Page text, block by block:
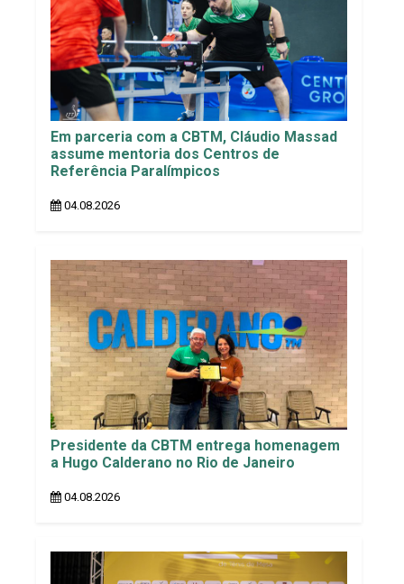
Em parceria com a CBTM, Cláudio Massad
assume mentoria dos Centros de
Referência Paralímpicos
04.08.2026
Presidente da CBTM entrega homenagem
a Hugo Calderano no Rio de Janeiro
04.08.2026